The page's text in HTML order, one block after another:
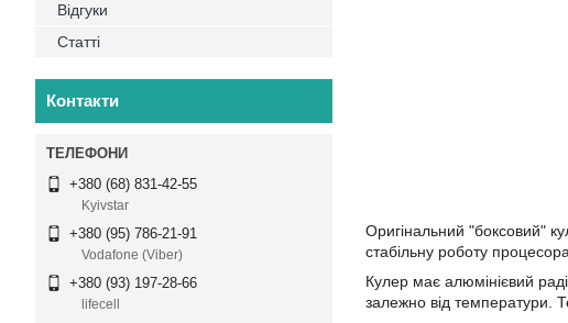
Оригінальний "боксовий"
стабільну роботу
Кулер має алюмінієвий
залежно від температури.
Відгуки
Статті
Контакти
+380 (68) 831-42-55
Kyivstar
+380 (95) 786-21-91
Vodafone (Viber)
+380 (93) 197-28-66
lifecell